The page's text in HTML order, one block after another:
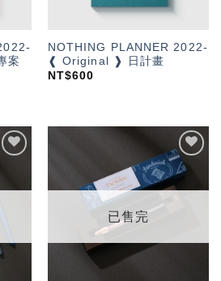
案
NOTHING PLANNER 2022-
❰ Original ❱ 日計畫
NT$600
望輕
加入
「願
望輕
已售完